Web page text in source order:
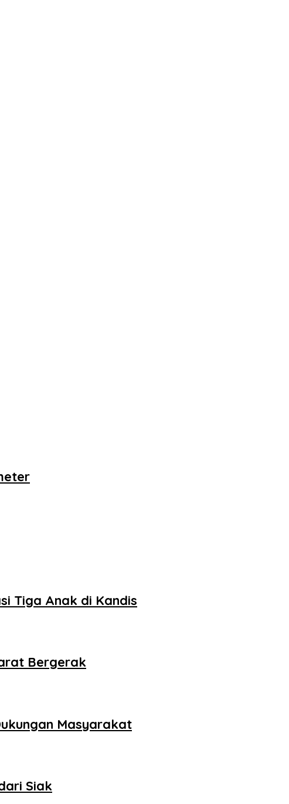
Tiga Anak di Kandis
Bergerak
Masyarakat
Siak